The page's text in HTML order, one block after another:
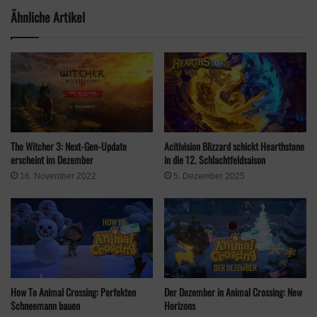
Kugelfisch Meer 21 – 4 Uhr
Thunfisch Steg ganztags
Marlin Steg ganztags
Nur noch bis Ende November fangbar:
Masulachs Wasserfall 16 – 9 Uhr
Saibling Wasserfall 16 – 9 Uhr
Wasserfall 16 – 9 Uhr
Wollhandkrabbe Fluss 16 – 9 Uhr
Ähnliche Artikel
The Witcher 3: Next-Gen-Update
erscheint im Dezember
16. November 2022
Acitivision Blizzard schickt Hearthstone
in die 12. Schlachtfeldsaison
5. Dezember 2025
How To Animal Crossing: Perfekten
Schneemann bauen
Der Dezember in Animal Crossing: New
Horizons